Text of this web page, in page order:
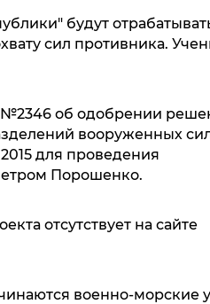
будут
сил противника.
№2346 об одобрении
вооруженных
для проведения
Порошенко.
отсутствует на сайте
военно-морские